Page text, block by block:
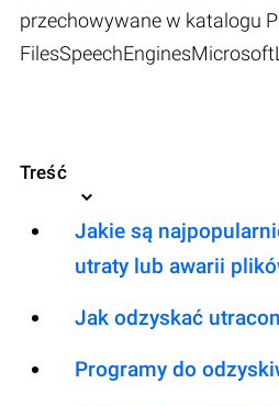
przechowywane w katalogu
Treść
Jakie są
utraty lub awarii
Jak odzyskać
Programy do